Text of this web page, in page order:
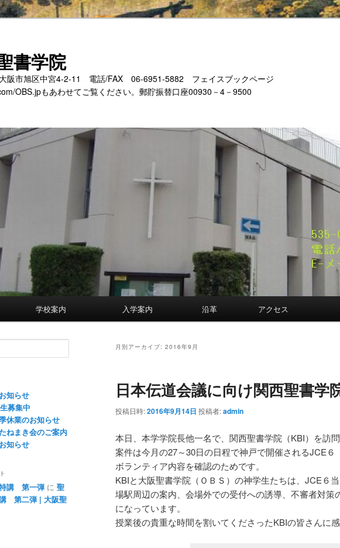
書学院
阪市旭区中宮4-2-11 電話/FAX 06-6951-5882 フェイスブックページ
OBS.jpもあわせてご覧ください。郵貯振替口座00930－4－9500
学校案内 入学案内 沿革 アクセス
月別アーカイブ: 2016年9月
日本伝道会議に向け関西聖書学
投稿日時:2016年9月14日 投稿者:admin
本日、本学学院長他一名で、関西聖書学院（KBI）を訪
案件は今月の27～30日の日程で神戸で開催されるJCE
ボランティア内容を確認のためです。
KBIと大阪聖書学院（ＯＢＳ）の神学生たちは、JCE６
場駅周辺の案内、会場外での受付への誘導、不審者対策
になっています。
授業後の貴重な時間を割いてくださったKBIの皆さんに
知らせ
募集中
休業のお知らせ
ねまき会のご案内
知らせ
講 第一弾 に 聖
第二弾 | 大阪聖